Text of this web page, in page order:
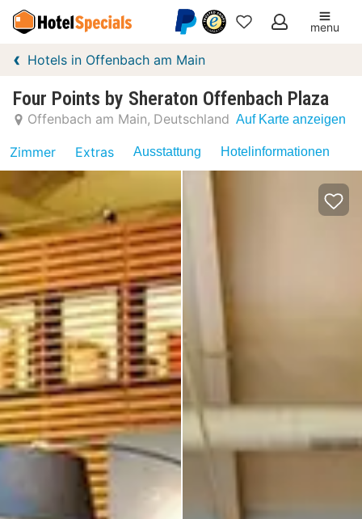
Meine
menu
Hotels in Offenbach am Main
Four Points by Sheraton Offenbach Plaza
Offenbach am Main Deutschland Auf Karte anzeigen
Zimmer Extras Ausstattung Hotelinformationen